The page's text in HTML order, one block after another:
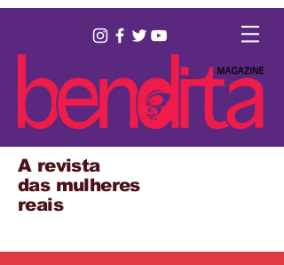
A revista
das mulheres
reais